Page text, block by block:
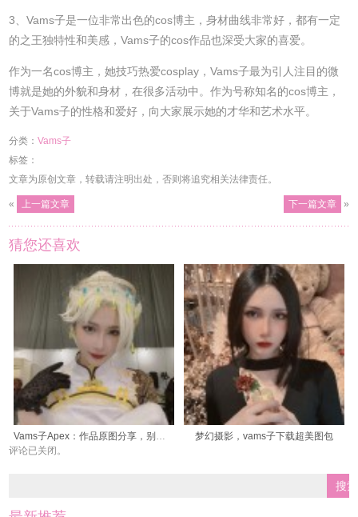
3、Vams子是一位非常出色的cos博主，身材曲线非常好，都有一定
的之王独特性和美感，Vams子的cos作品也深受大家的喜爱。
作为一名cos博主，她技巧热爱cosplay，Vams子最为引人注目的微
博就是她的外貌和身材，在很多活动中。作为号称知名的cos博主，
关于Vams子的性格和爱好，向大家展示她的才华和艺术水平。
分类：Vams子
标签：
文章为原创文章，转载请注明出处，否则将追究相关法律责任。
« 上一篇文章 下一篇文章 »
猜您还喜欢
梦幻摄影，vams子下载超美图包
评论已关闭。